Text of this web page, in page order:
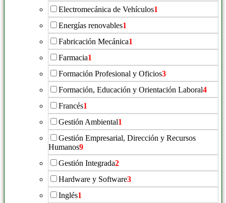
Electromecánica de Vehículos1
Energías renovables1
Fabricación Mecánica1
Farmacia1
Formación Profesional y Oficios3
Formación, Educación y Orientación Laboral4
Francés1
Gestión Ambiental1
Gestión Empresarial, Dirección y Recursos
Humanos9
Gestión Integrada2
Hardware y Software3
Inglés1